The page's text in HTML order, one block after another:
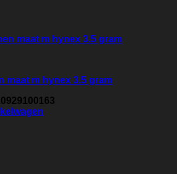
maat m hynex 3.5 gram